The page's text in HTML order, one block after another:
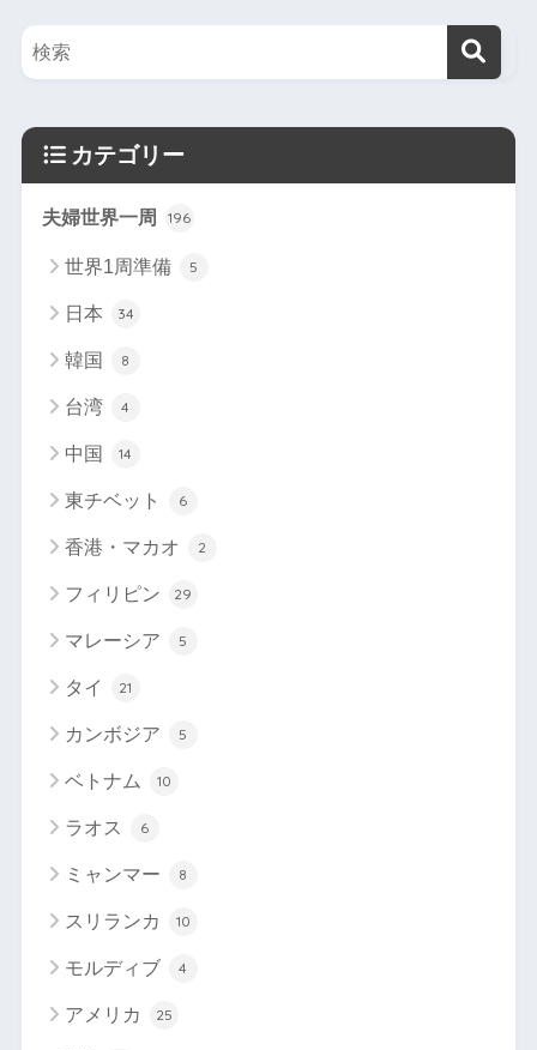
カテゴリー
夫婦世界一周 196
世界1周準備 5
日本 34
韓国 8
台湾 4
中国 14
東チベット 6
香港・マカオ 2
フィリピン 29
マレーシア 5
タイ 21
カンボジア 5
ベトナム 10
ラオス 6
ミャンマー 8
スリランカ 10
モルディブ 4
アメリカ 25